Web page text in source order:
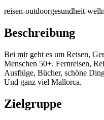
reisen-outdoorgesundheit-
Beschreibung
Bei mir geht es um Reisen,
Menschen 50+. Fernreisen,
Ausflüge, Bücher, schöne
Und ganz viel Mallorca.
Zielgruppe